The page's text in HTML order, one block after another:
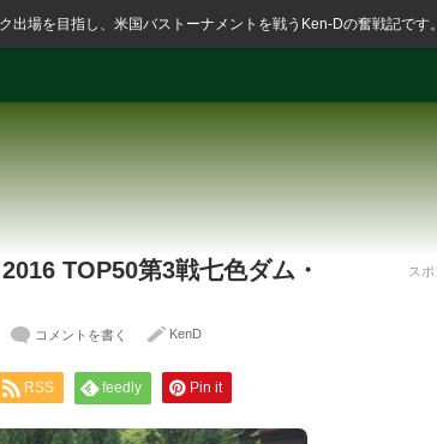
出場を目指し、米国バストーナメントを戦うKen-Dの奮戦記です
TOP50第3戦七色ダム・
コメントを書く KenD
RSS feedly Pin it
ス